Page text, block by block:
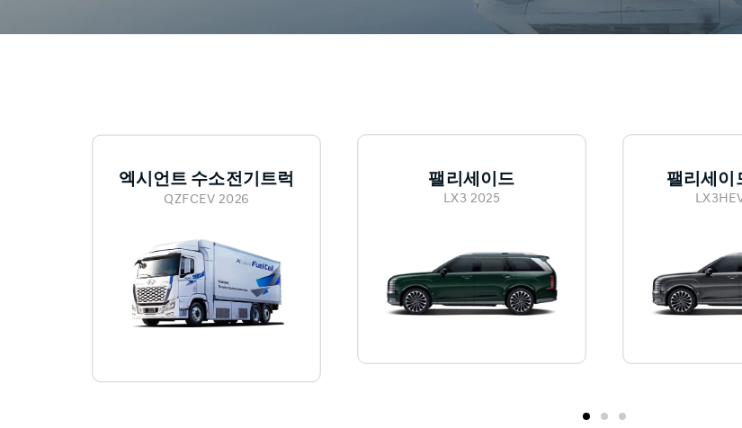
엑시언트 수소전기트럭
QZFCEV 2026
팰리세이드
LX3 2025
팰리세이